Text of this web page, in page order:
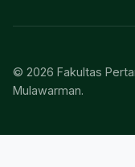
© 2026 Fakultas
Mulawarman.